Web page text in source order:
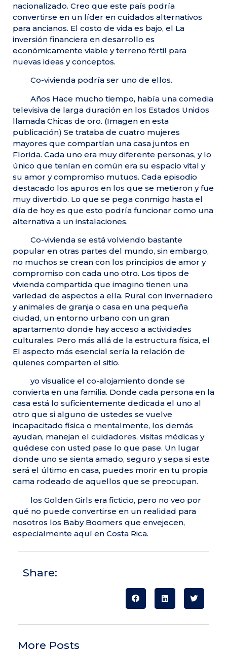
nacionalizado. Creo que este país podría
convertirse en un líder en cuidados alternativos
para ancianos. El costo de vida es bajo, el La
inversión financiera en desarrollo es
económicamente viable y terreno fértil para
nuevas ideas y conceptos.
Co-vivienda podría ser uno de ellos.
Años Hace mucho tiempo, había una comedia
televisiva de larga duración en los Estados Unidos
llamada Chicas de oro. (Imagen en esta
publicación) Se trataba de cuatro mujeres
mayores que compartían una casa juntos en
Florida. Cada uno era muy diferente personas, y lo
único que tenían en común era su espacio vital y
su amor y compromiso mutuos. Cada episodio
destacado los apuros en los que se metieron y fue
muy divertido. Lo que se pega conmigo hasta el
día de hoy es que esto podría funcionar como una
alternativa a un instalaciones.
Co-vivienda se está volviendo bastante
popular en otras partes del mundo, sin embargo,
no muchos se crean con los principios de amor y
compromiso con cada uno otro. Los tipos de
vivienda compartida que imagino tienen una
variedad de aspectos a ella. Rural con invernadero
y animales de granja o casa en una pequeña
ciudad, un entorno urbano con un gran
apartamento donde hay acceso a actividades
culturales. Pero más allá de la estructura física, el
El aspecto más esencial sería la relación de
quienes comparten el sitio.
yo visualice el co-alojamiento donde se
convierta en una familia. Donde cada persona en la
casa está lo suficientemente dedicada el uno al
otro que si alguno de ustedes se vuelve
incapacitado física o mentalmente, los demás
ayudan, manejan el cuidadores, visitas médicas y
quédese con usted pase lo que pase. Un lugar
donde uno se sienta amado, seguro y sepa si este
será el último en casa, puedes morir en tu propia
cama rodeado de aquellos que se preocupan.
los Golden Girls era ficticio, pero no veo por
qué no puede convertirse en un realidad para
nosotros los Baby Boomers que envejecen,
especialmente aquí en Costa Rica.
Share:
More Posts